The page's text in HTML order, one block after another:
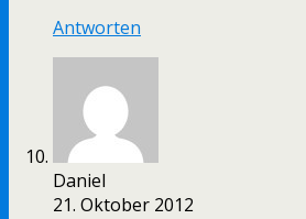
Antworten
Daniel
21. Oktober 2012